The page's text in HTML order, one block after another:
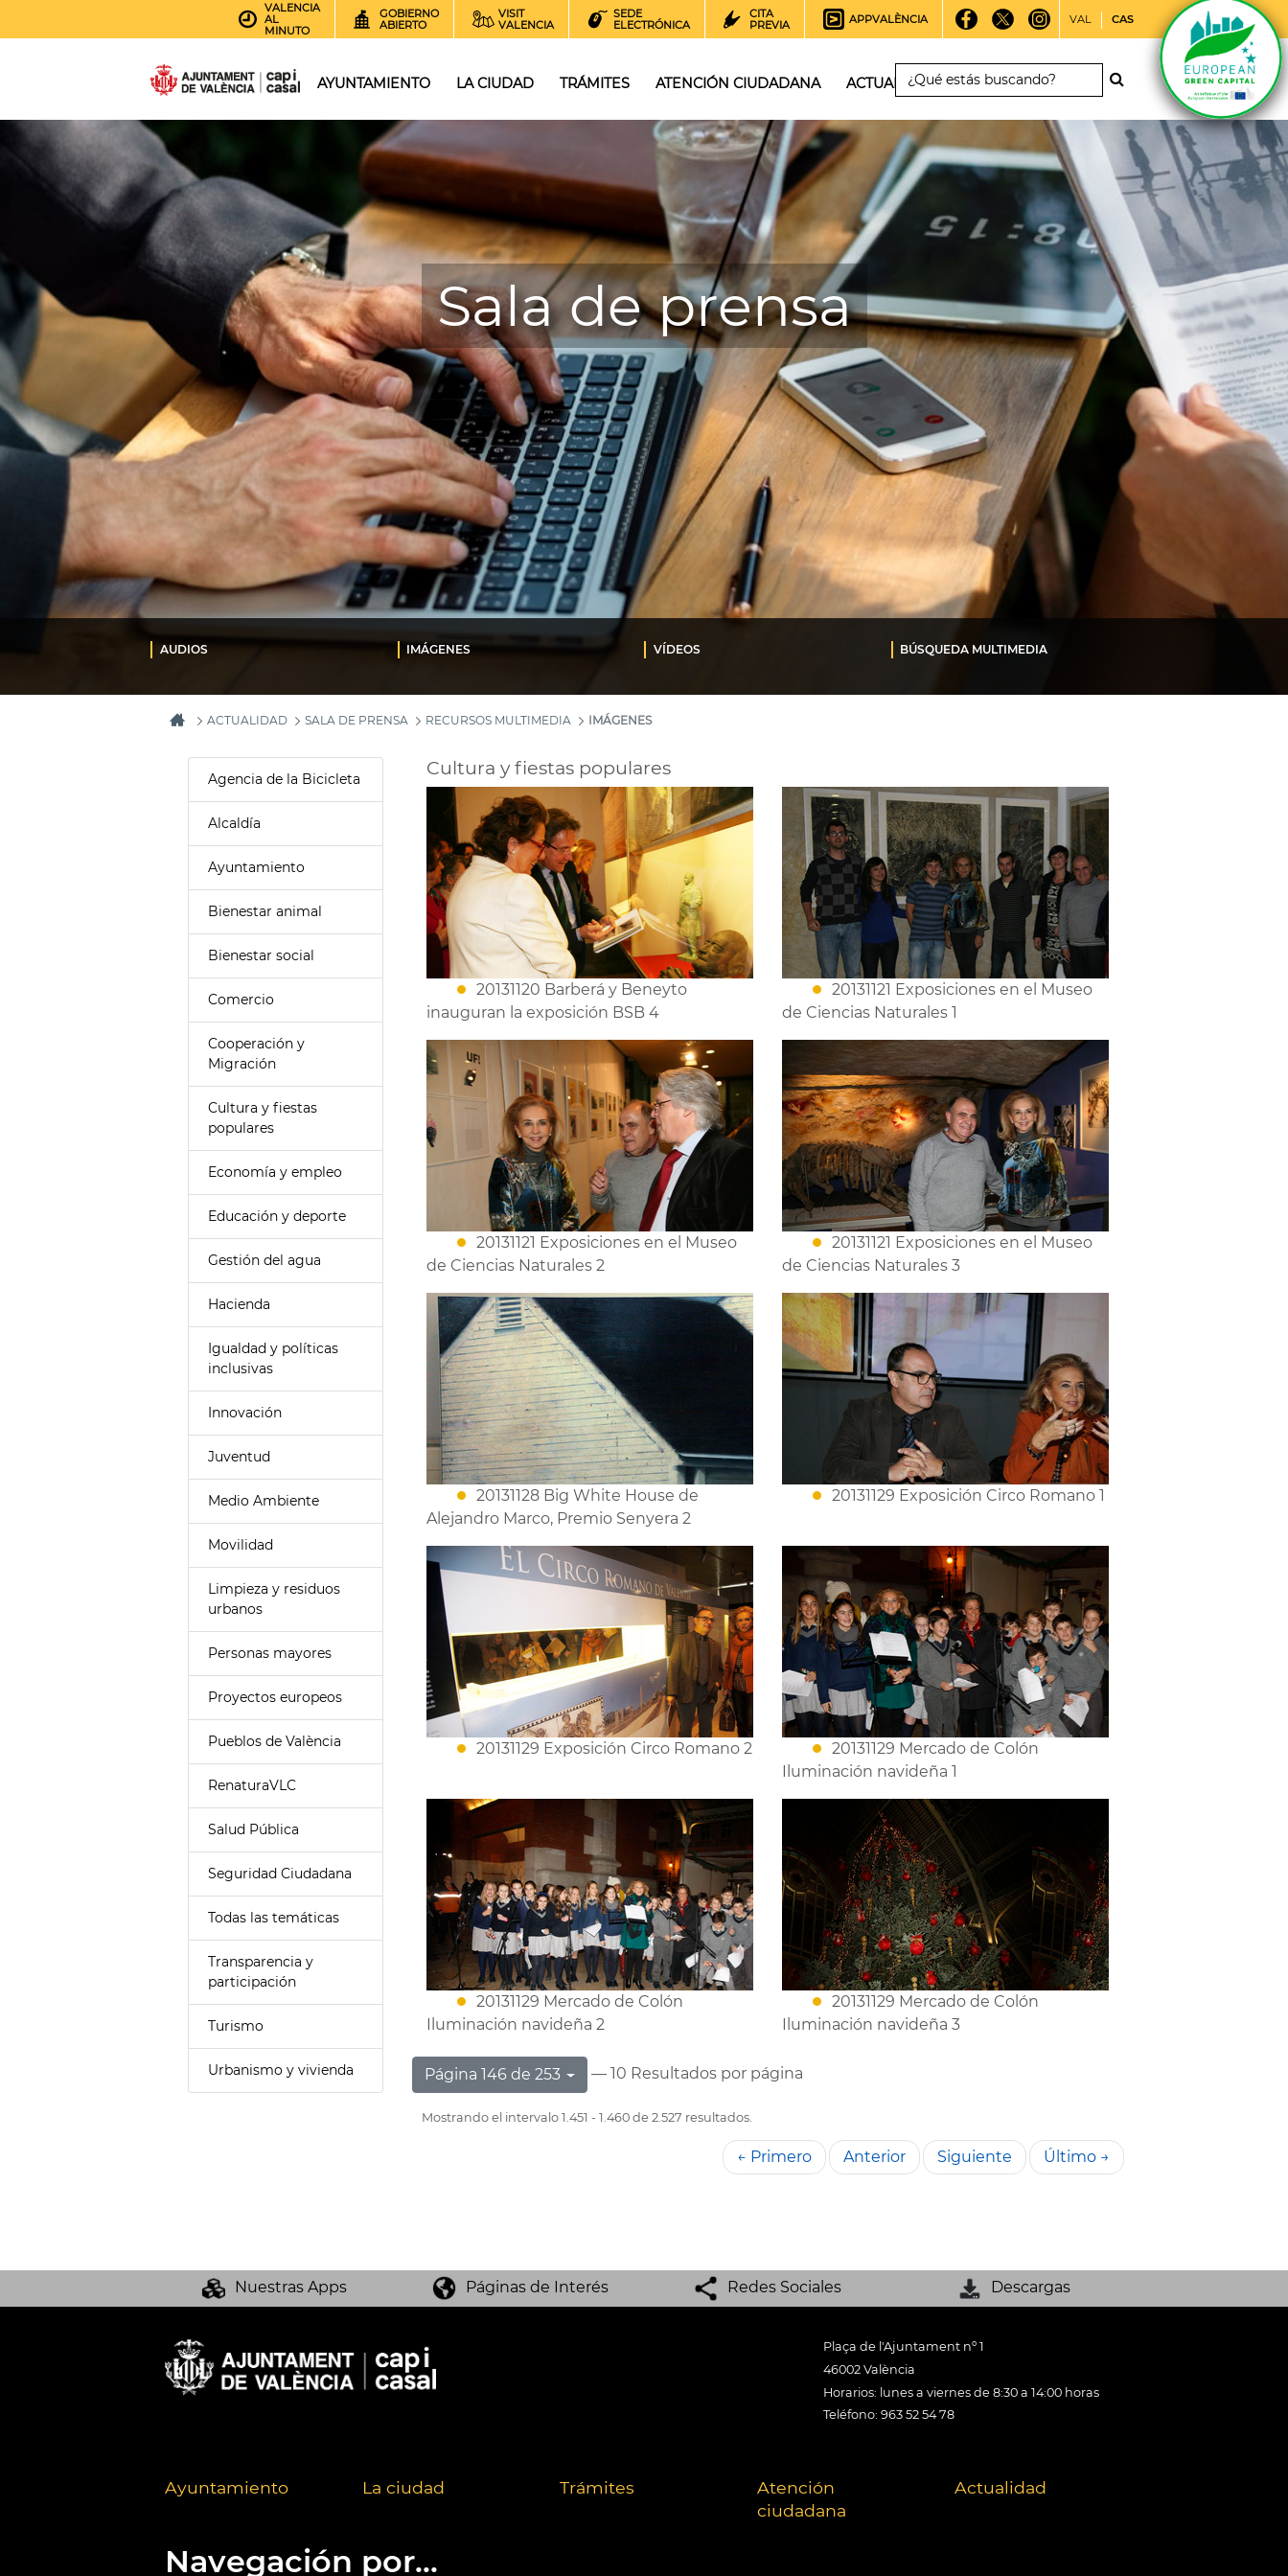
VALENCIA
AL
MINUTO
GOBIERNO
ABIERTO
VISIT
VALENCIA
SEDE
ELECTRÓNICA
CITA
PREVIA
APPVALÈNCIA VAL CAS
AYUNTAMIENTO LA CIUDAD TRÁMITES ATENCIÓN CIUDADANA ACTUALIDAD
Sala de prensa
AUDIOS IMÁGENES VÍDEOS BÚSQUEDA MULTIMEDIA
ACTUALIDAD SALA DE PRENSA RECURSOS MULTIMEDIA IMÁGENES
Agencia de la Bicicleta
Alcaldía
Ayuntamiento
Bienestar animal
Bienestar social
Comercio
Cooperación y
Migración
Cultura y fiestas
populares
Economía y empleo
Educación y deporte
Gestión del agua
Hacienda
Igualdad y políticas
inclusivas
Innovación
Juventud
Medio Ambiente
Movilidad
Limpieza y residuos
urbanos
Personas mayores
Proyectos europeos
Pueblos de València
RenaturaVLC
Salud Pública
Seguridad Ciudadana
Todas las temáticas
Transparencia y
participación
Turismo
Urbanismo y vivienda
Cultura y fiestas populares
20131120 Barberá y Beneyto
inauguran la exposición BSB 4
20131121 Exposiciones en el Museo
de Ciencias Naturales 1
20131121 Exposiciones en el Museo
de Ciencias Naturales 2
20131121 Exposiciones en el Museo
de Ciencias Naturales 3
20131128 Big White House de
Alejandro Marco, Premio Senyera 2
20131129 Exposición Circo Romano 1
20131129 Exposición Circo Romano 2
20131129 Mercado de Colón
Iluminación navideña 1
20131129 Mercado de Colón
Iluminación navideña 2
20131129 Mercado de Colón
Iluminación navideña 3
Página 146 de 253 — 10 Resultados por página
Mostrando el intervalo 1.451 - 1.460 de 2.527 resultados.
← Primero Anterior Siguiente Último →
Nuestras Apps Páginas de Interés Redes Sociales Descargas
Plaça de l'Ajuntament nº 1
46002 València
Horarios: lunes a viernes de 8:30 a 14:00 horas
Teléfono: 963 52 54 78
Ayuntamiento La ciudad Trámites
Atención
ciudadana
Actualidad
Navegación por...